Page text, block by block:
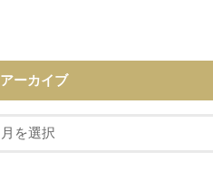
アーカイブ